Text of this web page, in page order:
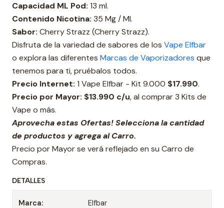
Capacidad ML Pod: 13 ml.
Contenido Nicotina: 35 Mg / Ml.
Sabor: Cherry Strazz (Cherry Strazz).
Disfruta de la variedad de sabores de los Vape Elfbar
o explora las diferentes Marcas de Vaporizadores que
tenemos para ti, pruébalos todos.
Precio Internet: 1 Vape Elfbar - Kit 9.000 $17.990.
Precio por Mayor: $13.990 c/u, al comprar 3 Kits de
Vape o más.
Aprovecha estas Ofertas! Selecciona la cantidad
de productos y agrega al Carro.
Precio por Mayor se verá reflejado en su Carro de
Compras.
DETALLES
Marca: Elfbar